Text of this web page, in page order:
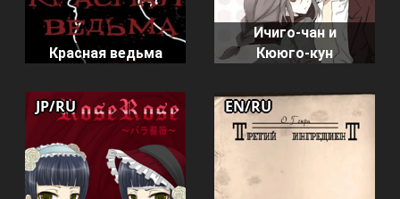
Красная ведьма
Ичиго-чан и
Кююго-кун
JP/RU EN/RU